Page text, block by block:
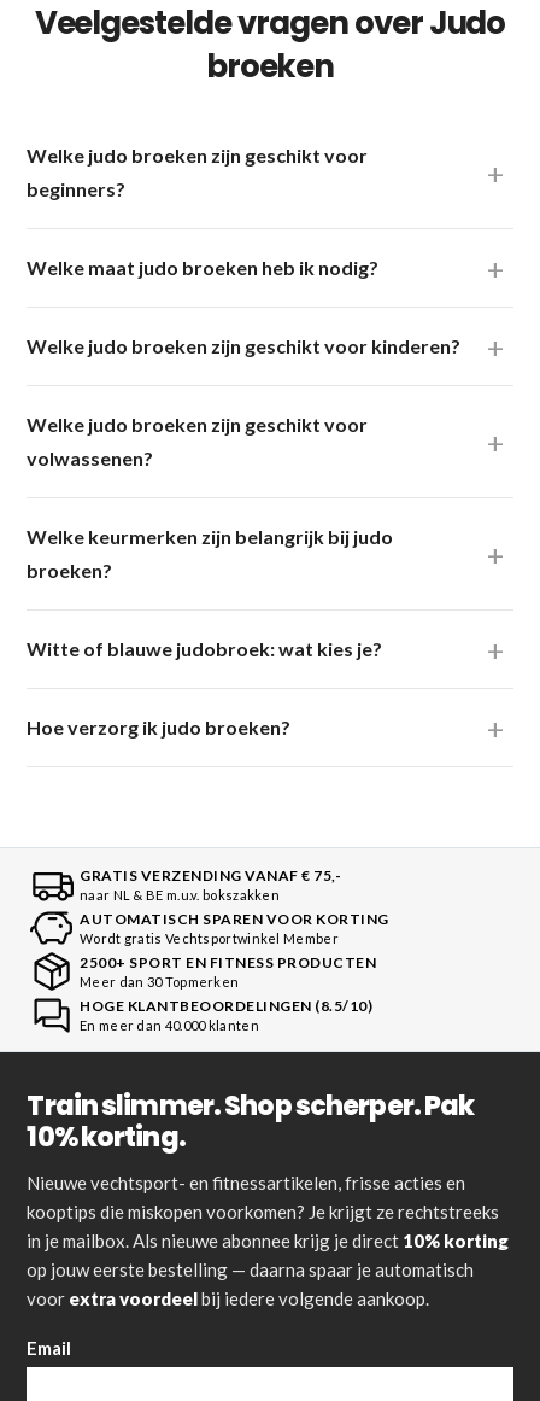
Veelgestelde vragen over Judo
broeken
Welke judo broeken zijn geschikt voor
beginners?
Welke maat judo broeken heb ik nodig?
Welke judo broeken zijn geschikt voor kinderen?
Welke judo broeken zijn geschikt voor
volwassenen?
Welke keurmerken zijn belangrijk bij judo
broeken?
Witte of blauwe judobroek: wat kies je?
Hoe verzorg ik judo broeken?
GRATIS VERZENDING VANAF € 75,-
naar NL & BE m.u.v. bokszakken
AUTOMATISCH SPAREN VOOR KORTING
Wordt gratis Vechtsportwinkel Member
2500+ SPORT EN FITNESS PRODUCTEN
Meer dan 30 Topmerken
HOGE KLANTBEOORDELINGEN (8.5/10)
En meer dan 40.000 klanten
Train slimmer. Shop scherper. Pak
10% korting.
Nieuwe vechtsport- en fitnessartikelen, frisse acties en
kooptips die miskopen voorkomen? Je krijgt ze rechtstreeks
in je mailbox. Als nieuwe abonnee krijg je direct 10% korting
op jouw eerste bestelling — daarna spaar je automatisch
voor extra voordeelbij iedere volgende aankoop.
Email